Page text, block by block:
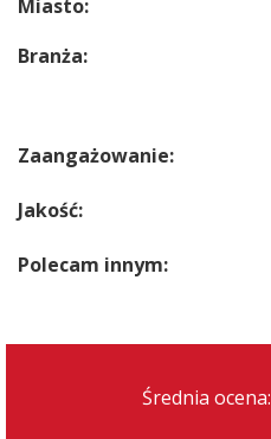
Miasto:
Branża:
Zaangażowanie:
Jakość:
Polecam innym:
Średnia ocena: